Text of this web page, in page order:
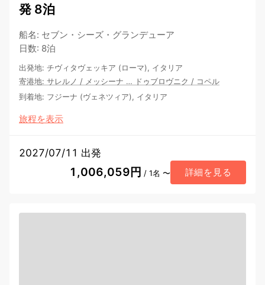
発 8泊
船名: セブン・シーズ・グランデューア
日数: 8泊
出発地: チヴィタヴェッキア (ローマ), イタリア
寄港地: サレルノ / メッシーナ … ドゥブロヴニク / コペル
到着地: フジーナ (ヴェネツィア), イタリア
旅程を表示
2027/07/11 出発
1,006,059円 / 1名 〜 詳細を見る